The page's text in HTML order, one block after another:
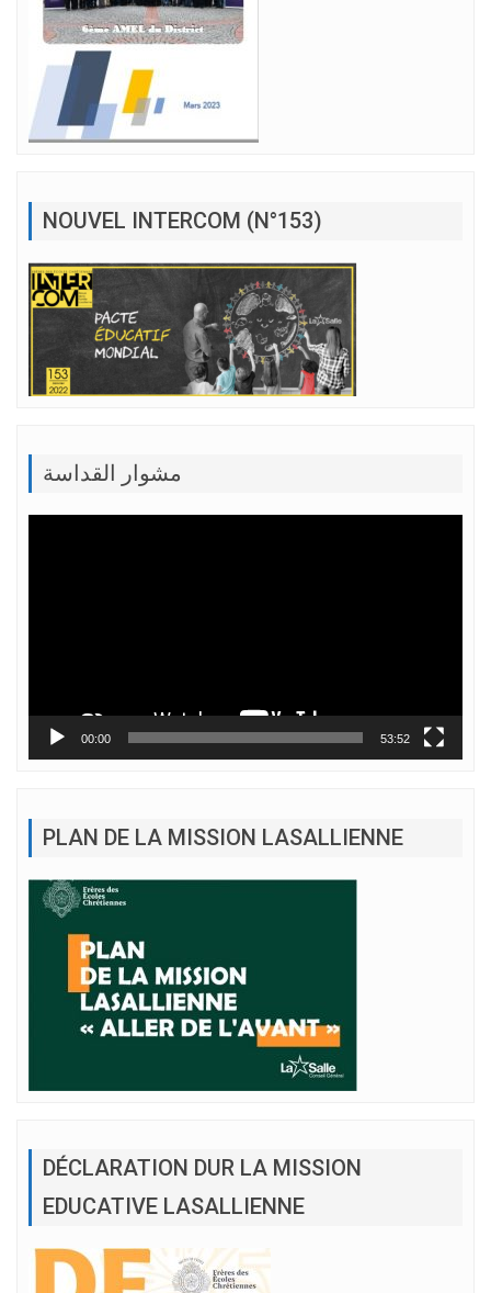
NOUVEL INTERCOM (N°153)
مشوار القداسة
00:00 53:52
PLAN DE LA MISSION LASALLIENNE
DÉCLARATION DUR LA MISSION
EDUCATIVE LASALLIENNE